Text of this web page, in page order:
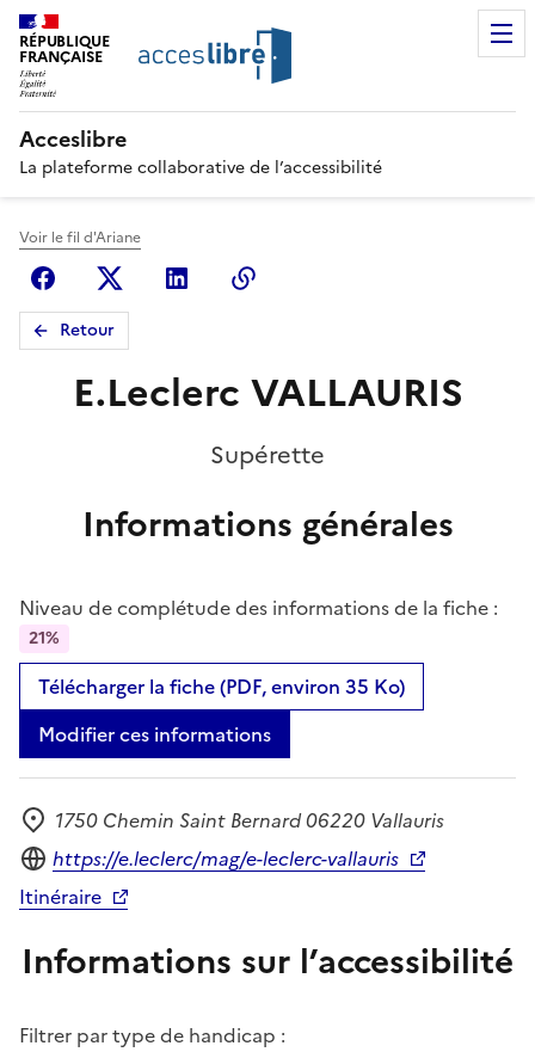
RÉPUBLIQUE
FRANÇAISE
Acceslibre
La plateforme collaborative de l’accessibilité
Voir le fil d'Ariane
FacebookX (anciennement Twitter)
Linkedin
Retour
E.Leclerc VALLAURIS
Supérette
Informations générales
Niveau de complétude des informations de la fiche :
21%
Télécharger la fiche (PDF, environ 35 Ko)
Modifier ces informations
Adresse
1750 Chemin Saint Bernard 06220 Vallauris
Site internet
https://e.leclerc/mag/e-leclerc-vallauris
Itinéraire
Informations sur l’accessibilité
Filtrer par type de handicap :